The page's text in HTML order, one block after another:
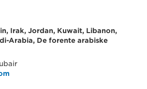
Irak, Jordan, Kuwait, Libanon,
Arabia, De forente arabiske